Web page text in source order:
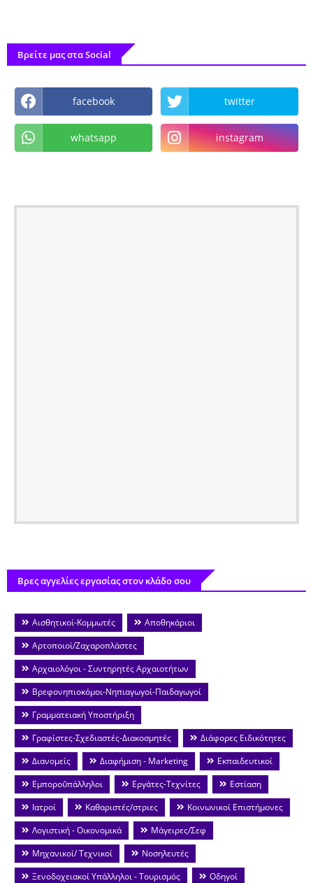
Βρείτε μας στα Social
facebook twitter
whatsapp instagram
Βρες αγγελίες εργασίας στον κλάδο σου
Αισθητικοί-Κομμωτές
Αποθηκάριοι
Αρτοποιοί/Ζαχαροπλάστες
Αρχαιολόγοι - Συντηρητές Αρχαιοτήτων
Βρεφονηπιοκόμοι-Νηπιαγωγοί-Παιδαγωγοί
Γραμματειακή Υποστήριξη
Γραφίστες-Σχεδιαστές-Διακοσμητές
Διάφορες Ειδικότητες
Διανομείς
Διαφήμιση - Marketing
Εκπαιδευτικοί
Εμποροΰπάλληλοι
Εργάτες-Τεχνίτες
Εστίαση
Ιατροί
Καθαριστές/στριες
Κοινωνικοί Επιστήμονες
Λογιστική - Οικονομικά
Μάγειρες/Σεφ
Μηχανικοί/ Τεχνικοί
Νοσηλευτές
Ξενοδοχειακοί Υπάλληλοι - Τουρισμός
Οδηγοί